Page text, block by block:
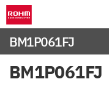
BM1P061FJ
BM1P061FJ